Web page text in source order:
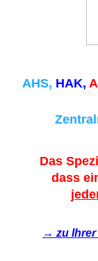
AHS, HAK,
Das
dass
→ zu Ihrer